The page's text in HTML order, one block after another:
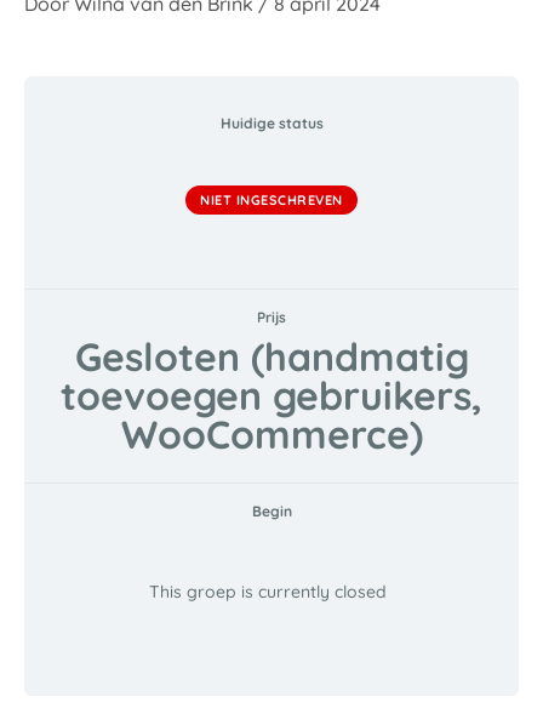
Huidige status
NIET INGESCHREVEN
Prijs
Gesloten (handmatig
toevoegen gebruikers,
WooCommerce)
Begin
This groep is currently closed